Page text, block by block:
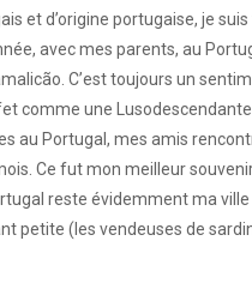
et d’origine portugaise, je
avec mes parents, au
C’est toujours un
comme une
au Portugal, mes amis
Ce fut mon meilleur
reste évidemment ma
petite (les vendeuses de